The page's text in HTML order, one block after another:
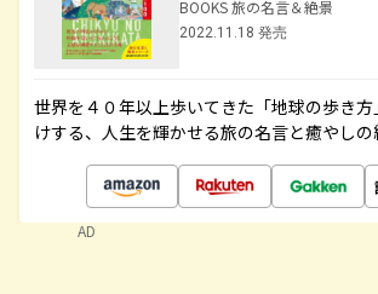
BOOKS 旅の名言＆絶景
2022.11.18 発売
世界を４０年以上歩いてきた「地球の歩き
けする、人生を輝かせる旅の名言と癒やしの
AD